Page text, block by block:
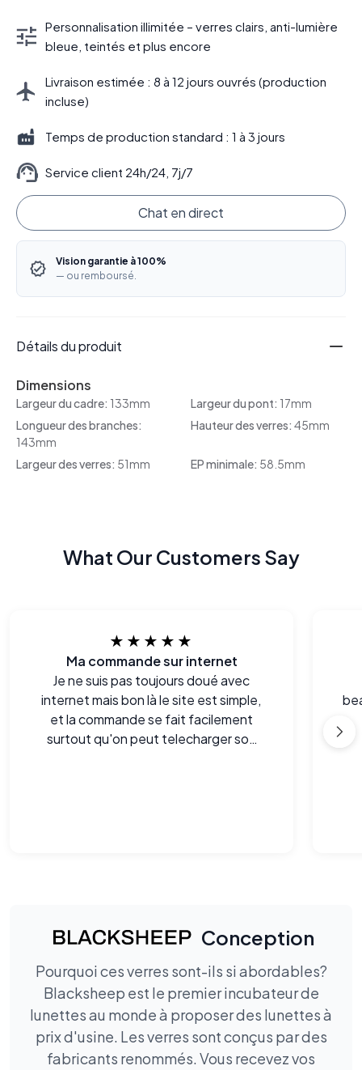
Personnalisation illimitée – verres clairs, anti-lumière
bleue, teintés et plus encore
Livraison estimée : 8 à 12 jours ouvrés (production
incluse)
Temps de production standard : 1 à 3 jours
Service client 24h/24, 7j/7
Chat en direct
Vision garantie à 100%
— ou remboursé.
Détails du produit
Dimensions
Largeur du cadre: 133mm Largeur du pont: 17mm
Longueur des branches:
143mm
Hauteur des verres: 45mm
Largeur des verres: 51mm EP minimale: 58.5mm
What Our Customers Say
★★★★★
Ma commande sur internet
Je ne suis pas toujours doué avec
internet mais bon là le site est simple,
et la commande se fait facilement
surtout qu'on peut telecharger son
Conception
Pourquoi ces verres sont-ils si abordables?
Blacksheep est le premier incubateur de
lunettes au monde à proposer des lunettes à
prix d'usine. Les verres sont conçus par des
fabricants renommés. Vous recevez vos